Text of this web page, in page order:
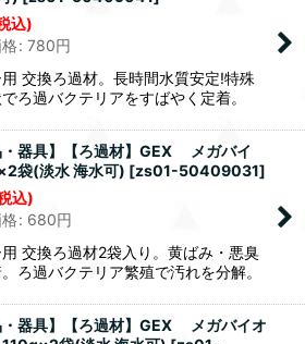
込)
: 780円
用 交換ろ過材。長時間水質安定!特殊
ろ過バクテリアをすばやく定着。
・器具】【ろ過材】GEX メガバイ
袋(淡水 海水可) [zs01-50409031]
込)
: 680円
用 交換ろ過材2袋入り。黄ばみ・悪臭
ろ過バクテリア繁殖で汚れを分解。
・器具】【ろ過材】GEX メガバイオ